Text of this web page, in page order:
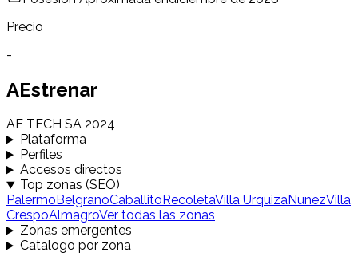
Precio
-
AEstrenar
AE TECH SA 2024
Plataforma
Perfiles
Accesos directos
Top zonas (SEO)
Palermo BelgranoCaballito RecoletaVilla UrquizaNunezVilla
CrespoAlmagroVer todas las zonas
Zonas emergentes
Catalogo por zona